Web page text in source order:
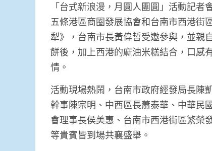
「台式新浪漫，月圓人團圓」活動記
五條港區商圈發展協會和台南市西港街
犁》，台南市長黃偉哲受邀參與，並親
餅後，加上西港的麻油米糕結合，口感
情。
活動現場熱鬧，台南市政府經發局長陳
幹事陳宗明、中西區長蕭泰華、中華民
會理事長侯美惠、台南市西港街區繁榮
等貴賓皆到場共襄盛舉。